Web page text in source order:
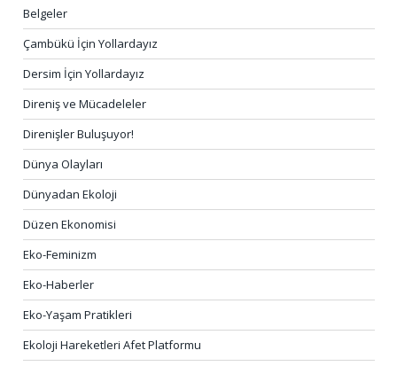
Belgeler
Çambükü İçin Yollardayız
Dersim İçin Yollardayız
Direniş ve Mücadeleler
Direnişler Buluşuyor!
Dünya Olayları
Dünyadan Ekoloji
Düzen Ekonomisi
Eko-Feminizm
Eko-Haberler
Eko-Yaşam Pratikleri
Ekoloji Hareketleri Afet Platformu